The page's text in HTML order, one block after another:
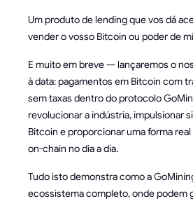
Um produto de lending que vos dá
vender o vosso Bitcoin ou poder de
E muito em breve — lançaremos o
à data: pagamentos em Bitcoin com
sem taxas dentro do protocolo
revolucionar a indústria, impulsionar
Bitcoin e proporcionar uma forma
on-chain no dia a dia.
Tudo isto demonstra como a
ecossistema completo, onde podem